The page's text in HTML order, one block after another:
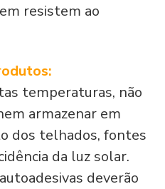
resistem ao
temperaturas, não
armazenar em
dos telhados, fontes
da luz solar.
deverão